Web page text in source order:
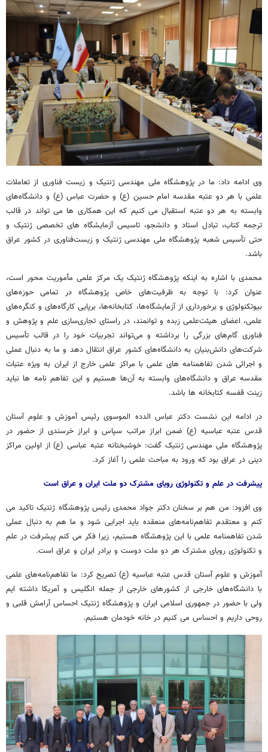
وی ادامه داد: ما در پژوهشگاه ملی مهندسی ژنتیک و زیست فناوری از تعاملات
علمی با هر دو عتبه مقدسه امام حسین (ع) و حضرت عباس (ع) و دانشگاه‌های
وابسته به هر دو عتبه استقبال می کنیم که این همکاری ها می تواند در قالب
ترجمه کتاب، تبادل استاد و دانشجو، تاسیس آزمایشگاه های تخصصی ژنتیک و
حتی تأسیس شعبه پژوهشگاه ملی مهندسی ژنتیک و زیست‌فناوری در کشور عراق
باشد.
محمدی با اشاره به اینکه پژوهشگاه ژنتیک یک مرکز علمی مأموریت محور است،
عنوان کرد: با توجه به ظرفیت‌های خاص پژوهشگاه در تمامی حوزه‌های
بیوتکنولوژی و برخورداری از آزمایشگاه‌ها، کتابخانه‌ها، برپایی کارگاه‌های و کنگره‌های
علمی، اعضای هیئت‌علمی زبده و توانمند، در راستای تجاری‌سازی علم و پژوهش و
فناوری گام‌های بزرگی را برداشته و می‌تواند تجربیات خود را در قالب تأسیس
شرکت‌های دانش‌بنیان به دانشگاه‌های کشور عراق انتقال دهد و ما به دنبال عملی
و اجرائی شدن تفاهمنامه های علمی با مراکز علمی خارج از ایران به ویژه عتبات
مقدسه عراق و دانشگاه‌های وابسته به آن‌ها هستیم و این تفاهم نامه ها نباید
زینت قفسه کتابخانه ها باشد.
در ادامه این نشست دکتر عباس الدده الموسوی رئیس آموزش و علوم آستان
قدس عتبه عباسیه (ع) ضمن ابراز مراتب سپاس و ابراز خرسندی از حضور در
پژوهشگاه ملی مهندسی ژنتیک گفت: خوشبختانه عتبه عباسی (ع) از اولین مراکز
دینی در عراق بود که ورود به مباحث علمی را آغاز کرد.
پیشرفت در علم و تکنولوژی رویای مشترک دو ملت ایران و عراق است
وی افزود: من هم بر سخنان دکتر جواد محمدی رئیس پژوهشگاه ژنتیک تاکید می
کنم و معتقدم تفاهم‌نامه‌های منعقده باید اجرایی شود و ما هم به دنبال عملی
شدن تفاهمنامه علمی با این پژوهشگاه هستیم، زیرا فکر می کنم پیشرفت در علم
و تکنولوژی رویای مشترک هر دو ملت دوست و برادر ایران و عراق است.
آموزش و علوم آستان قدس عتبه عباسیه (ع) تصریح کرد: ما تفاهم‌نامه‌های علمی
با دانشگاه‌های خارجی از کشورهای خارجی از جمله انگلیس و آمریکا داشته ایم
ولی با حضور در جمهوری اسلامی ایران و پژوهشگاه ژنتیک احساس آرامش قلبی و
روحی داریم و احساس می کنیم در خانه خودمان هستیم.